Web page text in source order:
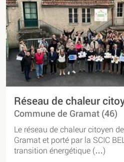
Réseau de chaleur
Commune de Gramat (46)
Le réseau de chaleur citoyen
Gramat et porté par la SCIC
transition énergétique (…)